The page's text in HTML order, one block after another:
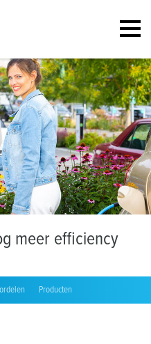
meer efficiency
Producten